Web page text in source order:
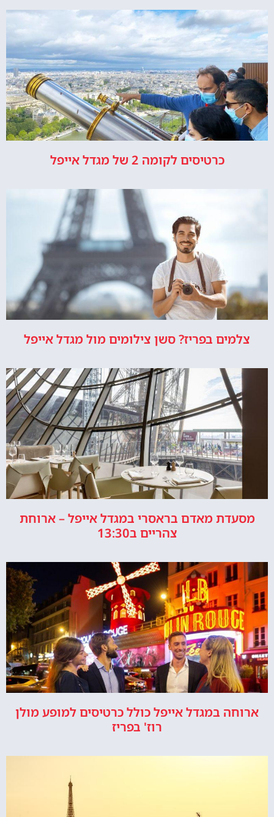
כרטיסים לקומה 2 של מגדל אייפל
צלמים בפריז? סשן צילומים מול מגדל אייפל
מסעדת מאדם בראסרי במגדל אייפל – ארוחת
צהריים ב13:30
ארוחה במגדל אייפל כולל כרטיסים למופע מולן
רוז' בפריז